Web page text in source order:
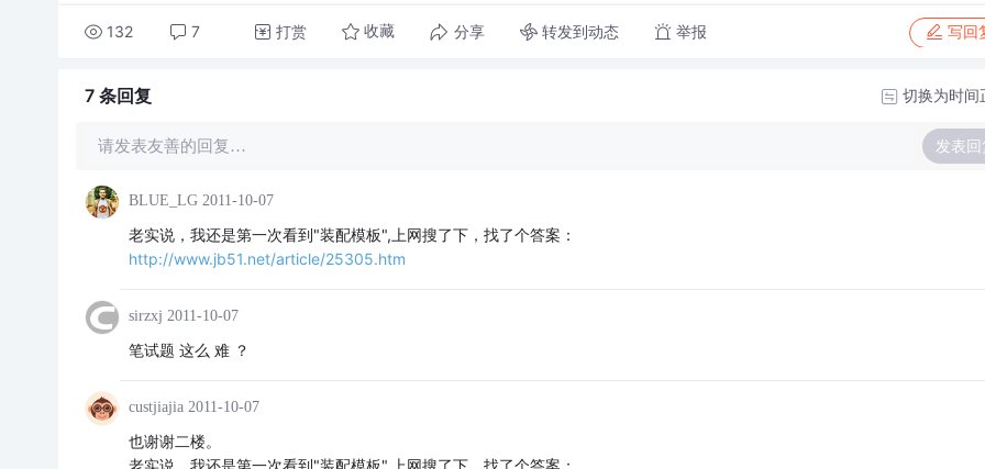
132 7 打赏 收藏 分享 转发到动态 举报 写回
7 条回复 切换为时间
请发表友善的回复… 发表回
BLUE_LG 2011-10-07
老实说，我还是第一次看到"装配模板",上网搜了下，找了个答案：
http://www.jb51.net/article/25305.htm
sirzxj 2011-10-07
笔试题 这么 难 ？
custjiajia 2011-10-07
也谢谢二楼。
老实说，我还是第一次看到"装配模板",上网搜了下，找了个答案：